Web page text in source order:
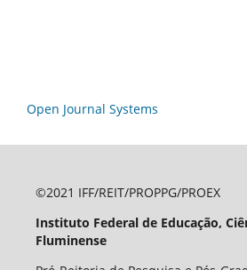
Open Journal Systems
©2021 IFF/REIT/PROPPG/PROEX
Instituto Federal de Educação,
Fluminense